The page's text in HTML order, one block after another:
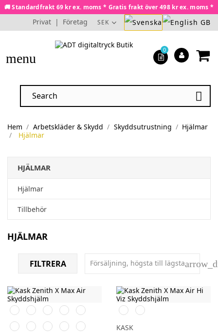
🚚 Standardfrakt 69 kr ex. moms * Gratis frakt över 498 kr ex. moms *
Privat | Företag SEK
menu

0
Hem Arbetskläder & Skydd Skyddsutrustning
Hjälmar
Hjälmar
HJÄLMAR
Hjälmar
Tillbehör
HJÄLMAR
FILTRERA Försäljning, högsta till lägsta
Orange
Svart Vit Röd
Blå
Grå
Gul Antracit
Grön Rosa
Vit
Gul
KASK